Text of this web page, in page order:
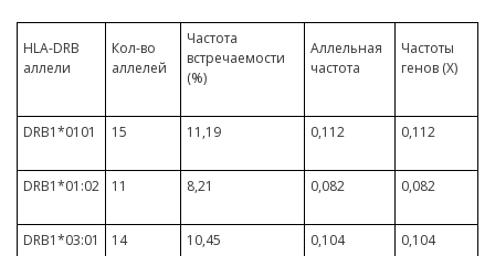
HLA-DRB
аллели
Кол-во
аллелей
Частота
встречаемости
(%)
Аллельная
частота
Частоты
генов (Х)
DRB1*0101 15 11,19 0,112 0,112
DRB1*01:02 11 8,21 0,082 0,082
DRB1*03:01 14 10,45 0,104 0,104